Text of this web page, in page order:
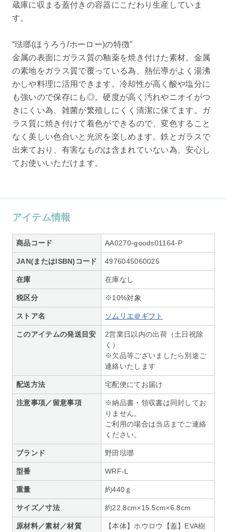
蔵庫に収まる蓋付きの容器にこだわり生産していま
す。
“琺瑯(ほうろう/ホーロー)の特徴”
金属の表面にガラス質の釉薬を焼き付けた素材。金属
の素地をガラス質で覆っている為、熱伝導がよく湯沸
かしや料理に活用できます。冷却性が高く酸や塩分に
も強いので保存にも◎。硬度が高く汚れやニオイがつ
きにくい為、雑菌が繁殖しにくく清潔に保てます。ガ
ラス質に焼き付けて着色ができるので、変色すること
なく美しい色合いと光沢を楽しめます。鉄とガラスで
出来ており、有害なものは含まれていない為、安心し
てお使いいただけます。
アイテム情報
商品コード AA0270-goods01164-P
JAN(またはISBN)コード 4976045060025
在庫 在庫なし
税区分 ※10%対象
ストア名 ソムリエ＠ギフト
このアイテムの発送目安
2営業日以内の出荷（土日祝除
く）
※欠品等ございましたら別途ご
連絡いたします
配送方法 宅配便にてお届け
注意事項／留意事項
※納品書・領収書は同封してお
りません。
ご利用の場合は当店までご連絡
ください。
ブランド 野田琺瑯
型番 WRF-L
重量 約440ｇ
サイズ／寸法 約22.8cm×15.5cm×6.8cm
原材料／素材／材質
【本体】ホウロウ【蓋】EVA樹